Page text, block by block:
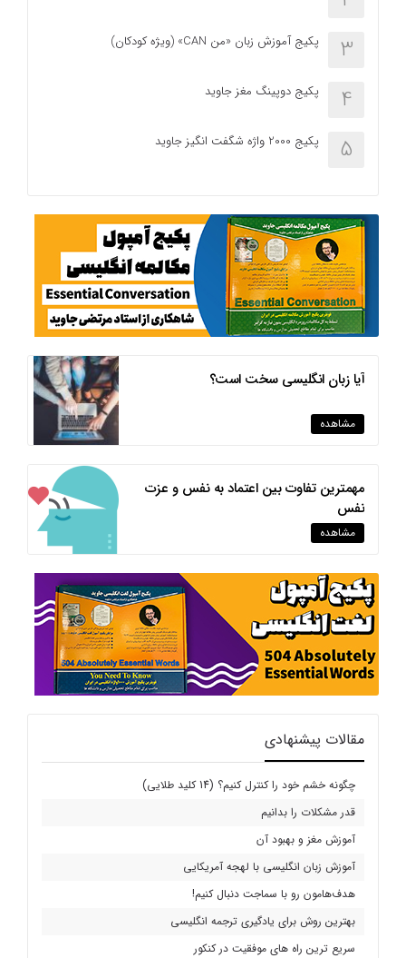
3 پکیج آموزش زبان «من CAN» (ویژه کودکان)
4 پکیج دوپینگ مغز جاوید
5 پکیج 2000 واژه شگفت انگیز جاوید
آیا زبان انگلیسی سخت است؟
مشاهده
مهمترین تفاوت بین اعتماد به نفس و عزت
نفس
مشاهده
مقالات پیشنهادی
چگونه خشم خود را کنترل کنیم؟ (14 کلید طلایی)
قدر مشکلات را بدانیم
آموزش مغز و بهبود آن
آموزش زبان انگلیسی با لهجه آمریکایی
هدف‌هامون رو با سماجت دنبال کنیم!
بهترین روش برای یادگیری ترجمه انگلیسی
سریع ترین راه های موفقیت در کنکور